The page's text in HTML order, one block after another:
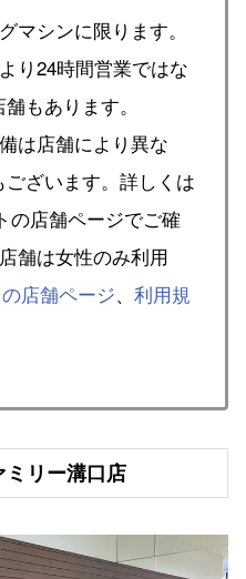
マシンに限ります。
り24時間営業ではな
もあります。
は店舗により異な
ざいます。詳しくは
の店舗ページでご確
舗は女性のみ利用
店舗ページ、 利用規
リー溝口店